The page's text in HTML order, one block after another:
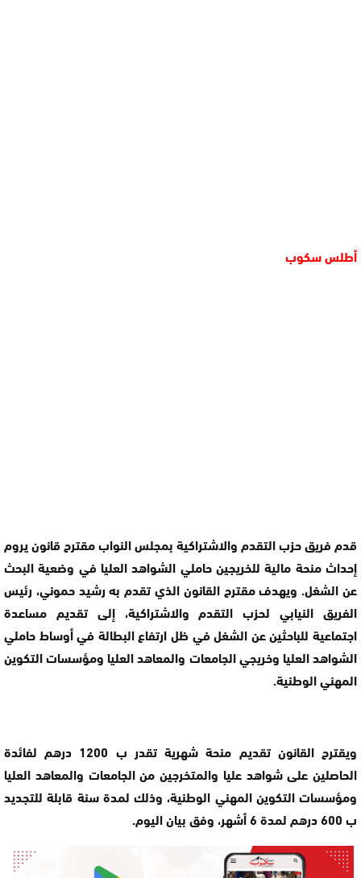
أطلس سكوب
قدم فريق حزب التقدم والاشتراكية بمجلس النواب مقترح قانون يروم
إحداث منحة مالية للخريجين حاملي الشواهد العليا في وضعية البحث
عن الشغل. ويهدف مقترح القانون الذي تقدم به رشيد حموني، رئيس
الفريق النيابي لحزب التقدم والاشتراكية، إلى تقديم مساعدة
اجتماعية للباحثين عن الشغل في ظل ارتفاع البطالة في أوساط حاملي
الشواهد العليا وخريجي الجامعات والمعاهد العليا ومؤسسات التكوين
المهني الوطنية.
ويقترح القانون تقديم منحة شهرية تقدر ب 1200 درهم لفائدة
الحاصلين على شواهد عليا والمتخرجين من الجامعات والمعاهد العليا
ومؤسسات التكوين المهني الوطنية، وذلك لمدة سنة قابلة للتجديد
ب 600 درهم لمدة 6 أشهر، وفق بيان اليوم.